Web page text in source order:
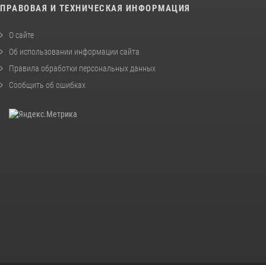
ПРАВОВАЯ И ТЕХНИЧЕСКАЯ ИНФОРМАЦИЯ
О сайте
Об использовании информации сайта
Правила обработки персональных данных
Сообщить об ошибках